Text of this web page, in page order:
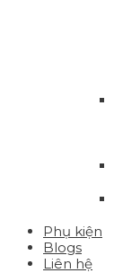
Phụ kiện
Blogs
Liên hệ